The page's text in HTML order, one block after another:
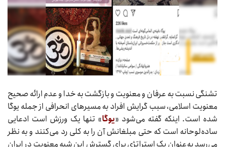
تشنگی نسبت به عرفان و معنویت و بازگشت به خدا و عدم ارائه صحیح
معنویت اسلامی، سبب گرایش افراد به مسیرهای انحرافی از جمله یوگا
شده است. اینکه گفته می‌شود «یوگا» تنها یک ورزش است ادعایی
ساده‌لوحانه است که حتی مبلغانش آن را به کلی رد می‌کنند و به نظر
می‌رسد به‌عنوان یک استراتژی برای گسترش این شبه معنویت در ایران